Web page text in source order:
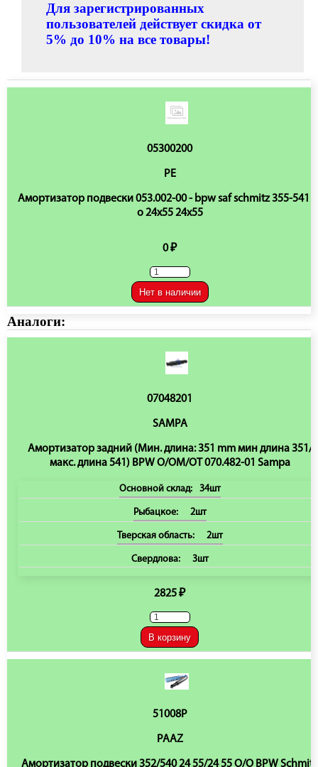
Для зарегистрированных
пользователей действует скидка от
5% до 10% на все товары!
05300200
PE
Амортизатор подвески 053.002-00 - bpw saf schmitz 355-541
o 24x55 24x55
0 ₽
Нет в наличии
Аналоги:
07048201
SAMPA
Амортизатор задний (Мин. длина: 351 mm мин длина 351/
макс. длина 541) BPW O/OM/OT 070.482-01 Sampa
Основной склад: 34шт
Рыбацкое: 2шт
Тверская область: 2шт
Свердлова: 3шт
2825 ₽
В корзину
51008P
PAAZ
Амортизатор подвески 352/540 24 55/24 55 O/O BPW Schmitz